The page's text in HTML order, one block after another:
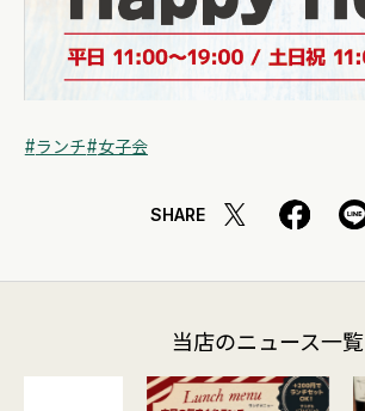
ランチ 女子会
SHARE
当店のニュース一覧